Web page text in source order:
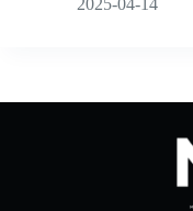
2025-04-14